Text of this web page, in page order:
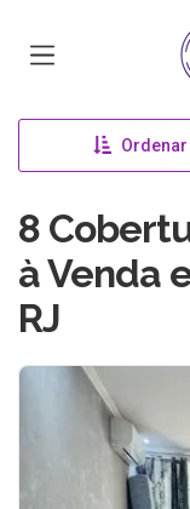
Ordenar
8
à Venda
RJ